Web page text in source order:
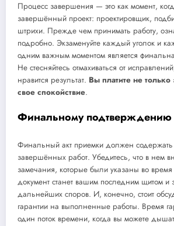
Процесс завершения — это как момент,
завершённый проект: проектировщик,
штрихи. Прежде чем принимать работу,
подробно. Экзаменуйте каждый уголок и
одним важным моментом является
Не стесняйтесь отмахиваться от
нравится результат. Вы платите не только
свое спокойствие.
Финальному подтверждению
Финальный акт приемки должен содержать
завершённых работ. Убедитесь, что в нем
замечания, которые были указаны во время
документ станет вашим последним щитом и
дальнейших споров. И, конечно, стоит
гарантии на выполненные работы. Время
один поток времени, когда вы можете